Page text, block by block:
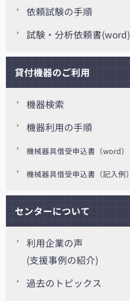
依頼試験の手順
試験・分析依頼書(word)
貸付機器のご利用
機器検索
機器利用の手順
機械器具借受申込書（word）
機械器具借受申込書（記入例）
センターについて
利用企業の声
(支援事例の紹介)
過去のトピックス